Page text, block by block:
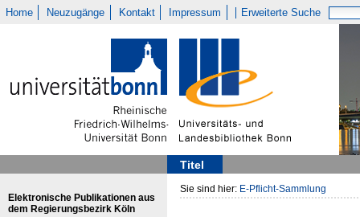
Home Neuzugänge Kontakt Impressum Erweiterte Suche
Titel
Elektronische Publikationen aus
dem Regierungsbezirk Köln
Sie sind hier: E-Pflicht-Sammlung